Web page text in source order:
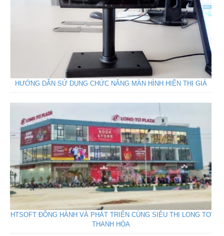
HƯỚNG DẪN SỬ DỤNG CHỨC NĂNG MÀN HÌNH HIỂN THỊ GIÁ
HTSOFT ĐỒNG HÀNH VÀ PHÁT TRIỂN CÙNG SIÊU THỊ LONG TƠ
THANH HÓA